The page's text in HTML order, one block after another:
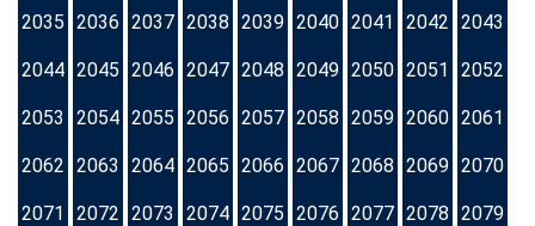
2035 2036 2037 2038 2039 2040 2041 2042 2043
2044 2045 2046 2047 2048 2049 2050 2051 2052
2053 2054 2055 2056 2057 2058 2059 2060 2061
2062 2063 2064 2065 2066 2067 2068 2069 2070
2071 2072 2073 2074 2075 2076 2077 2078 2079